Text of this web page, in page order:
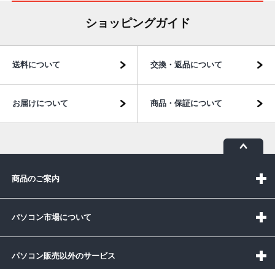
ショッピングガイド
送料について 交換・返品について
お届けについて 商品・保証について
商品のご案内
パソコン市場について
パソコン販売以外のサービス